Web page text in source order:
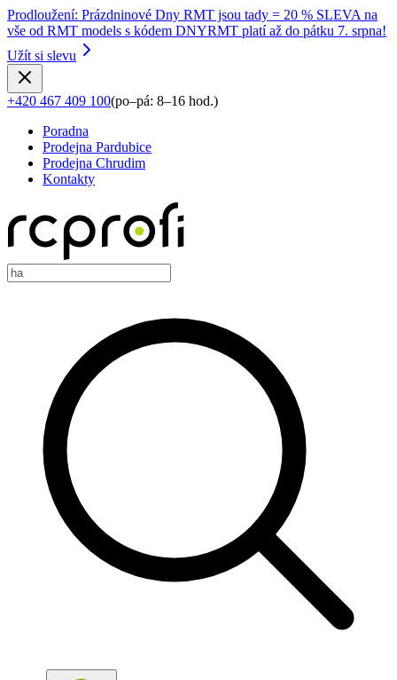
Prodloužení: Prázdninové Dny RMT jsou tady = 20 % SLEVA na
vše od RMT models s kódem DNYRMT platí až do pátku 7. srpna!
Užít si slevu
+420 467 409 100(po–pá: 8–16 hod.)
Poradna
Prodejna Pardubice
Prodejna Chrudim
Kontakty